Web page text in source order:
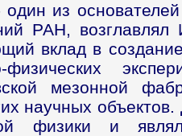
из
РАН,
вклад в
физических
мезонной
научных
физики и